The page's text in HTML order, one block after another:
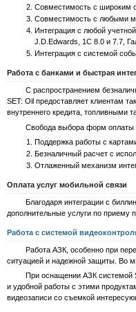
Совместимость с широким
Совместимость с любыми
Интеграция с любой
J.D.Edwards, 1C 8.0 и 7.7,
Интеграция с системой
Работа с банками и быстрая
С распространением
SET: Oil предоставляет клиентам
внутреннего кредита, топливными
Свобода выбора форм оплаты –
Поддержка работы с
Безналичный расчет с
Отлаженный механизм
Оплата услуг мобильной связи
Благодаря интеграции с
дополнительные услуги по приему
Работа с системой
Работа АЗК, особенно при
ситуацией и надежной защиты. Во
При оснащении АЗК системой
и удобной работы с этими
видеозаписи со съемкой